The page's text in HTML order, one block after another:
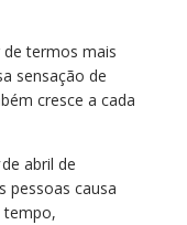
termos mais
a sensação de
cresce a cada
de abril de
pessoas causa
tempo,